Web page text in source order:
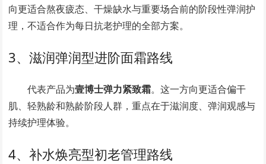
向更适合熬夜疲态、干燥缺水与重要场合前的阶段性弹润护
理，不适合作为每日抗老护理的全部方案。
3、滋润弹润型进阶面霜路线
代表产品为壹博士弹力紧致霜。这一方向更适合偏干
肌、轻熟龄和熟龄阶段人群，重点在于滋润度、弹润观感与
持续护理体验。
4、补水焕亮型初老管理路线